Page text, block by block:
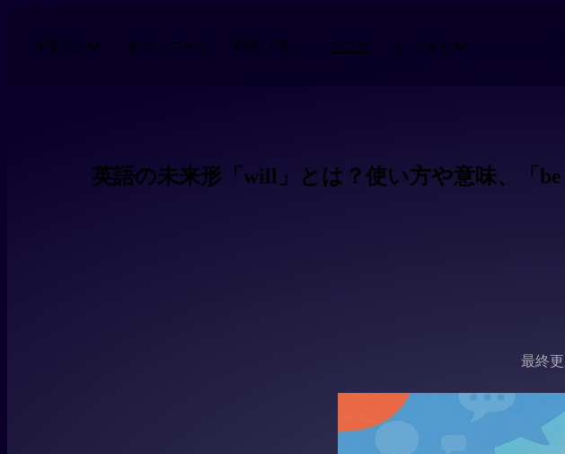
学習言語 ダウンロード 料金プラン ブログ もっと見る
英語の未来形「will」とは？使い方や意味、「
最終更